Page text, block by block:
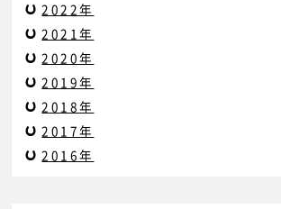
2022年
2021年
2020年
2019年
2018年
2017年
2016年